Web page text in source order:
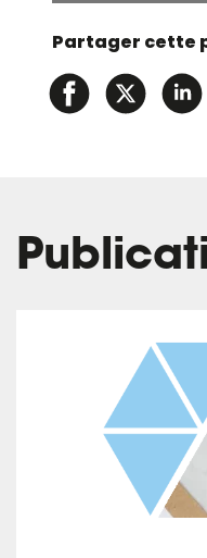
Partager cette